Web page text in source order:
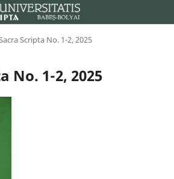
Scripta No. 1-2, 2025
No. 1-2, 2025